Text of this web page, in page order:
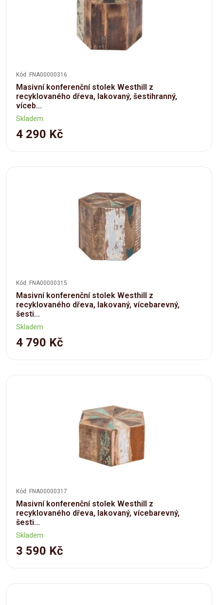
Kód: FNA00000316
Masivní konferenční stolek Westhill z
recyklovaného dřeva, lakovaný, šestihranný,
víceb...
Skladem
4 290 Kč
Kód: FNA00000315
Masivní konferenční stolek Westhill z
recyklovaného dřeva, lakovaný, vícebarevný,
šesti...
Skladem
4 790 Kč
Kód: FNA00000317
Masivní konferenční stolek Westhill z
recyklovaného dřeva, lakovaný, vícebarevný,
šesti...
Skladem
3 590 Kč